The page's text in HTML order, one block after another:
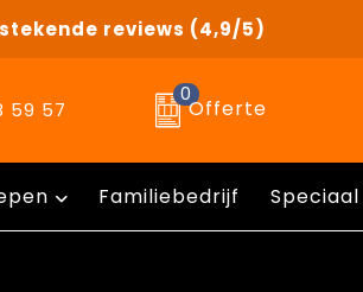
reviews (4,9/5)
59 57
0
Offerte
Familiebedrijf